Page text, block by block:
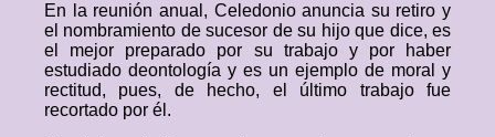
En la reunión anual, Celedonio anuncia su retiro y
el nombramiento de sucesor de su hijo que dice, es
el mejor preparado por su trabajo y por haber
estudiado deontología y es un ejemplo de moral y
rectitud, pues, de hecho, el último trabajo fue
recortado por él.